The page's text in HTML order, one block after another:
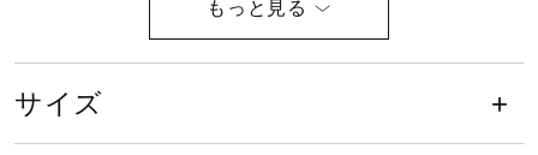
コラボ／ライセンス
セール
11：ディープネイビー
96：ブラック×レッド
サイズ